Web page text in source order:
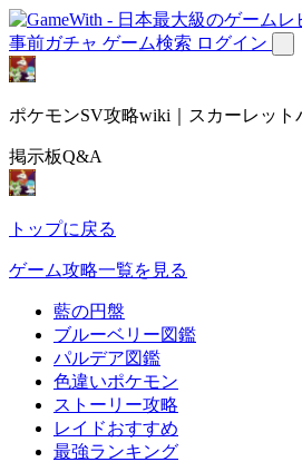
事前ガチャ ゲーム検索 ログイン
ポケモンSV攻略wiki｜スカーレット
掲示板Q&A
トップに戻る
ゲーム攻略一覧を見る
藍の円盤
ブルーベリー図鑑
パルデア図鑑
色違いポケモン
ストーリー攻略
レイドおすすめ
最強ランキング